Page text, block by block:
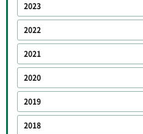
2023
2022
2021
2020
2019
2018